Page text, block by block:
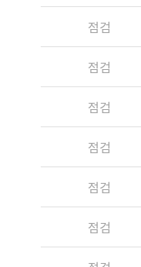
점검
점검
점검
점검
점검
점검